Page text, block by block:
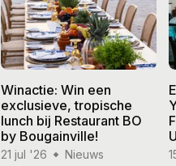
Winactie: Win een
exclusieve, tropische
lunch bij Restaurant BO
by Bougainville!
21 jul '26 Nieuws